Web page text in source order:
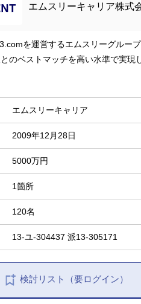
エムスリーキャリア株式
を運営するエムスリーグルー
のベストマッチを高い水準で実現
エムスリーキャリア
2009年12月28日
5000万円
1箇所
120名
13-ユ-304437 派13-305171
検討リスト（要ログイン）